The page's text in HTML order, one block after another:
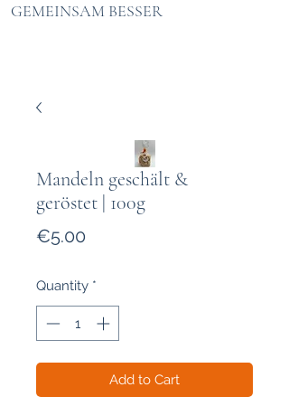
GEMEINSAM BESSER
Mandeln geschält &
geröstet | 100g
€5.00
Quantity *
Add to Cart